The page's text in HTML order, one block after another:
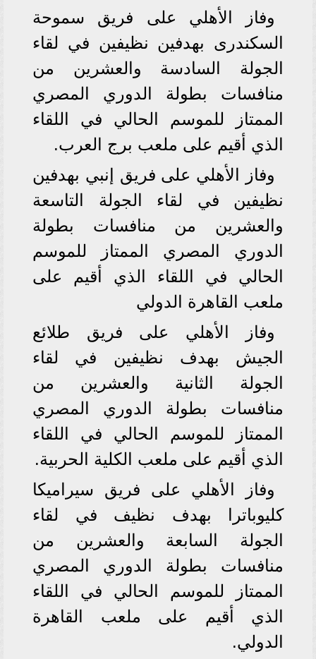
وفاز الأهلي على فريق سموحة
السكندرى بهدفين نظيفين في لقاء
الجولة السادسة والعشرين من
منافسات بطولة الدوري المصري
الممتاز للموسم الحالي في اللقاء
الذي أقيم على ملعب برج العرب.
وفاز الأهلي على فريق إنبي بهدفين
نظيفين في لقاء الجولة التاسعة
والعشرين من منافسات بطولة
الدوري المصري الممتاز للموسم
الحالي في اللقاء الذي أقيم على
ملعب القاهرة الدولي
وفاز الأهلي على فريق طلائع
الجيش بهدف نظيفين في لقاء
الجولة الثانية والعشرين من
منافسات بطولة الدوري المصري
الممتاز للموسم الحالي في اللقاء
الذي أقيم على ملعب الكلية الحربية.
وفاز الأهلي على فريق سيراميكا
كليوباترا بهدف نظيف في لقاء
الجولة السابعة والعشرين من
منافسات بطولة الدوري المصري
الممتاز للموسم الحالي في اللقاء
الذي أقيم على ملعب القاهرة
الدولي.